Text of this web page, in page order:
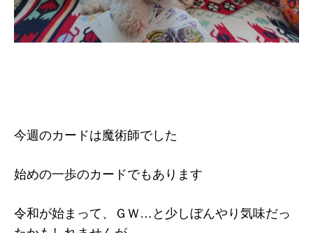
今週のカードは魔術師でした
始めの一歩のカードでもあります
令和が始まって、ＧＷ…と少しぼんやり気味だっ